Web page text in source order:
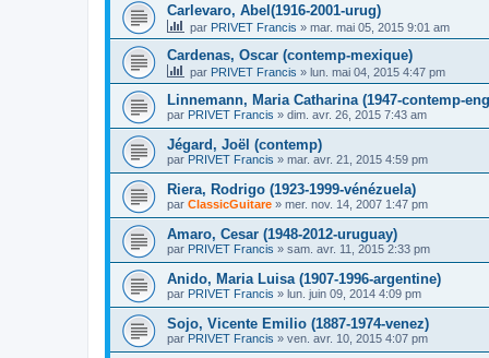
Carlevaro, Abel(1916-2001-urug)
par PRIVET Francis » mar. mai 05, 2015 9:01 am
Cardenas, Oscar (contemp-mexique)
par PRIVET Francis » lun. mai 04, 2015 4:47 pm
Linnemann, Maria Catharina (1947-contemp-
par PRIVET Francis » dim. avr. 26, 2015 7:43 am
Jégard, Joël (contemp)
par PRIVET Francis » mar. avr. 21, 2015 4:59 pm
Riera, Rodrigo (1923-1999-vénézuela)
par ClassicGuitare » mer. nov. 14, 2007 1:47 pm
Amaro, Cesar (1948-2012-uruguay)
par PRIVET Francis » sam. avr. 11, 2015 2:33 pm
Anido, Maria Luisa (1907-1996-argentine)
par PRIVET Francis » lun. juin 09, 2014 4:09 pm
Sojo, Vicente Emilio (1887-1974-venez)
par PRIVET Francis » ven. avr. 10, 2015 4:07 pm